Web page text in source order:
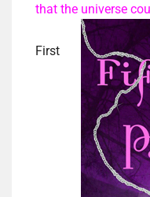
that the universe
First